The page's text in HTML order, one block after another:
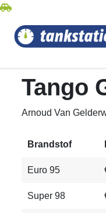
Tango
Arnoud Van
Brandstof
Euro 95
Super 98